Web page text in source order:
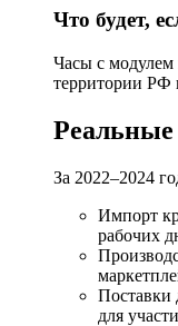
Что будет,
Часы с модулем
территории РФ
За 2022–2024
Импорт
рабочих
Поставки
для